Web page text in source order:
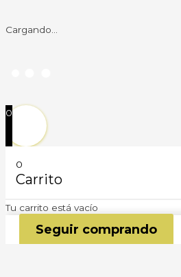
Cargando...
0
0
Carrito
Tu carrito está vacío
Seguir comprando